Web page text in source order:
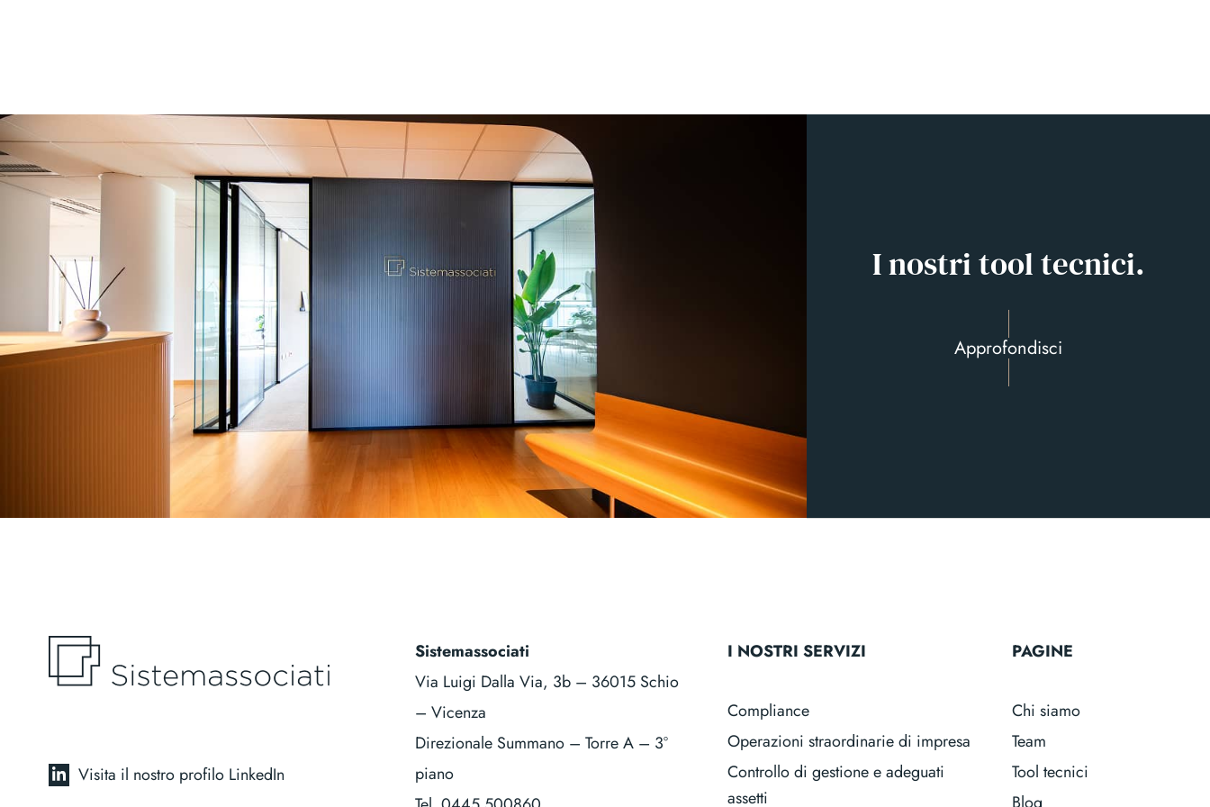
I nostri tool tecnici.
Approfondisci
Visita il nostro profilo LinkedIn
Sistemassociati
Via Luigi Dalla Via, 3b – 36015 Schio
– Vicenza
Direzionale Summano – Torre A – 3°
piano
I NOSTRI SERVIZI
Compliance
Operazioni straordinarie di impresa
Controllo di gestione e adeguati
assetti
PAGINE
Chi siamo
Team
Tool tecnici